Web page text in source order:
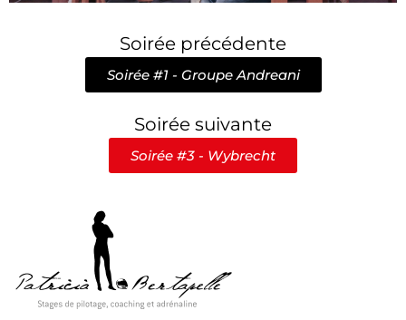
Soirée précédente
Soirée #1 - Groupe Andreani
Soirée suivante
Soirée #3 - Wybrecht